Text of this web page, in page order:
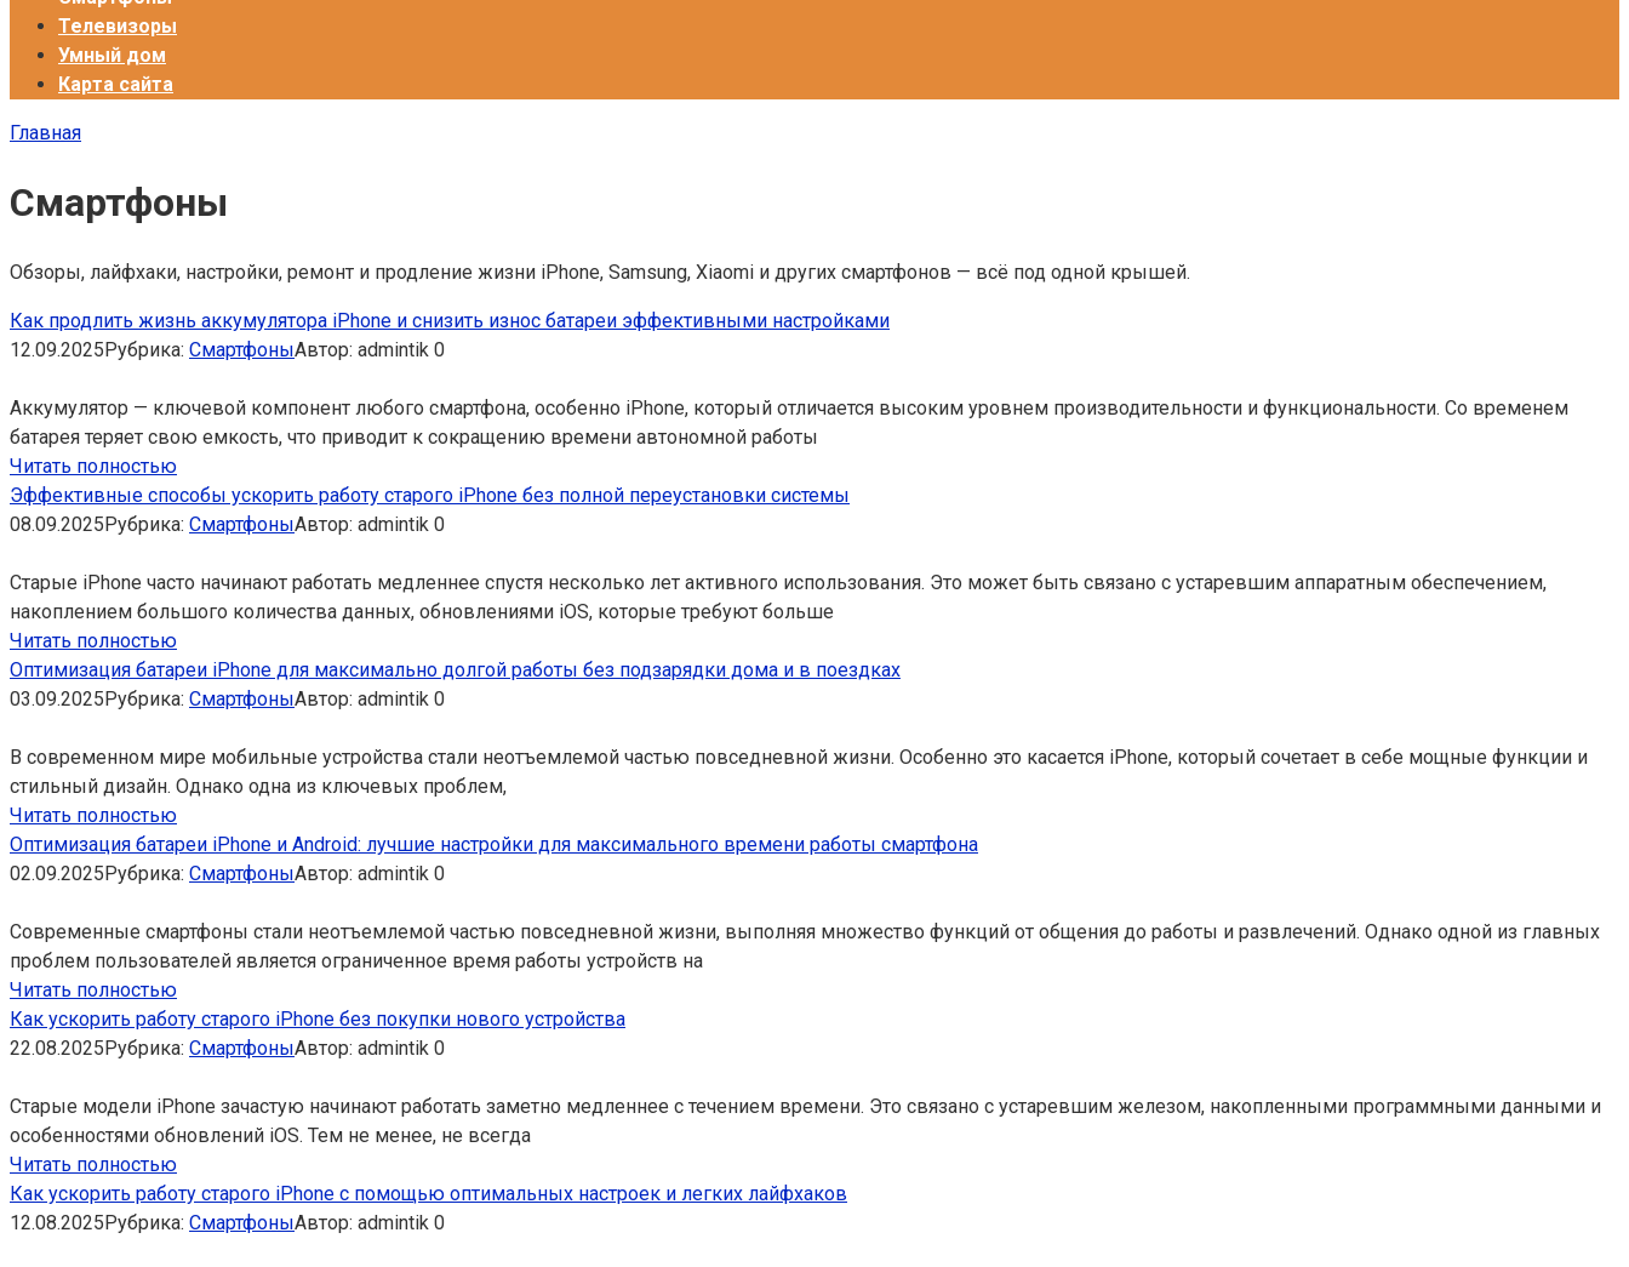
Телевизоры
Умный дом
Карта сайта
Главная
Смартфоны
Обзоры, лайфхаки, настройки, ремонт и продление жизни iPhone, Samsung, Xiaomi и других смартфонов — всё под одной крышей.
Как продлить жизнь аккумулятора iPhone и снизить износ батареи эффективными настройками
12.09.2025Рубрика: СмартфоныАвтор: admintik 0
Аккумулятор — ключевой компонент любого смартфона, особенно iPhone, который отличается высоким уровнем производительности и функциональности. Со временем
батарея теряет свою емкость, что приводит к сокращению времени автономной работы
Читать полностью
Эффективные способы ускорить работу старого iPhone без полной переустановки системы
08.09.2025Рубрика: СмартфоныАвтор: admintik 0
Старые iPhone часто начинают работать медленнее спустя несколько лет активного использования. Это может быть связано с устаревшим аппаратным обеспечением,
накоплением большого количества данных, обновлениями iOS, которые требуют больше
Читать полностью
Оптимизация батареи iPhone для максимально долгой работы без подзарядки дома и в поездках
03.09.2025Рубрика: СмартфоныАвтор: admintik 0
В современном мире мобильные устройства стали неотъемлемой частью повседневной жизни. Особенно это касается iPhone, который сочетает в себе мощные функции и
стильный дизайн. Однако одна из ключевых проблем,
Читать полностью
Оптимизация батареи iPhone и Android: лучшие настройки для максимального времени работы смартфона
02.09.2025Рубрика: СмартфоныАвтор: admintik 0
Современные смартфоны стали неотъемлемой частью повседневной жизни, выполняя множество функций от общения до работы и развлечений. Однако одной из главных
проблем пользователей является ограниченное время работы устройств на
Читать полностью
Как ускорить работу старого iPhone без покупки нового устройства
22.08.2025Рубрика: СмартфоныАвтор: admintik 0
Старые модели iPhone зачастую начинают работать заметно медленнее с течением времени. Это связано с устаревшим железом, накопленными программными данными и
особенностями обновлений iOS. Тем не менее, не всегда
Читать полностью
Как ускорить работу старого iPhone с помощью оптимальных настроек и легких лайфхаков
12.08.2025Рубрика: СмартфоныАвтор: admintik 0